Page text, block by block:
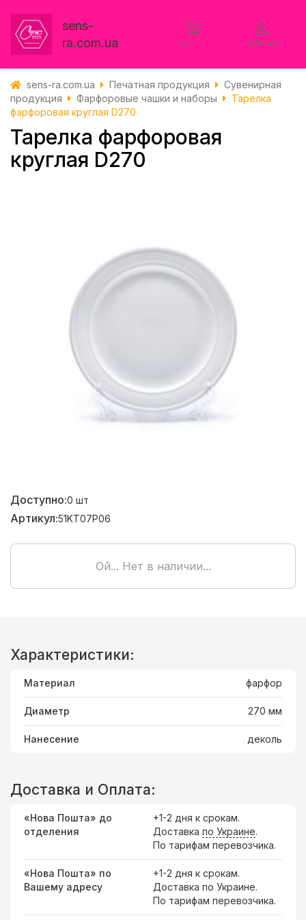
sens-
ra.com.ua
Заказы Кабинет
sens-ra.com.ua Печатная продукция
Сувенирная
продукция
Фарфоровые чашки и наборы
Тарелка
фарфоровая круглая D270
Тарелка фарфоровая
круглая D270
Доступно:0 шт
Артикул:51KT07P06
Ой... Нет в наличии...
Характеристики:
Материал фарфор
Диаметр 270 мм
Нанесение деколь
Доставка и Оплата:
«Нова Пошта» до
отделения
+1-2 дня к срокам.
Доставка по Украине.
По тарифам перевозчика.
«Нова Пошта» по
Вашему адресу
+1-2 дня к срокам.
Доставка по Украине.
По тарифам перевозчика.